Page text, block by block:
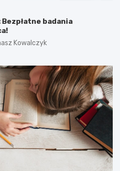
Bezpłatne badania
Kowalczyk